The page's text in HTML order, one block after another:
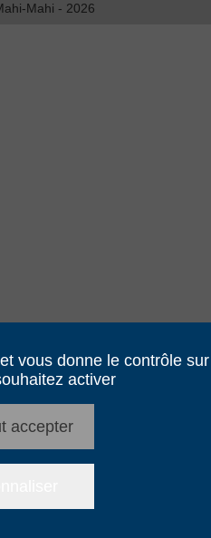
Mahi - 2026
vous donne le contrôle sur
activer
accepter